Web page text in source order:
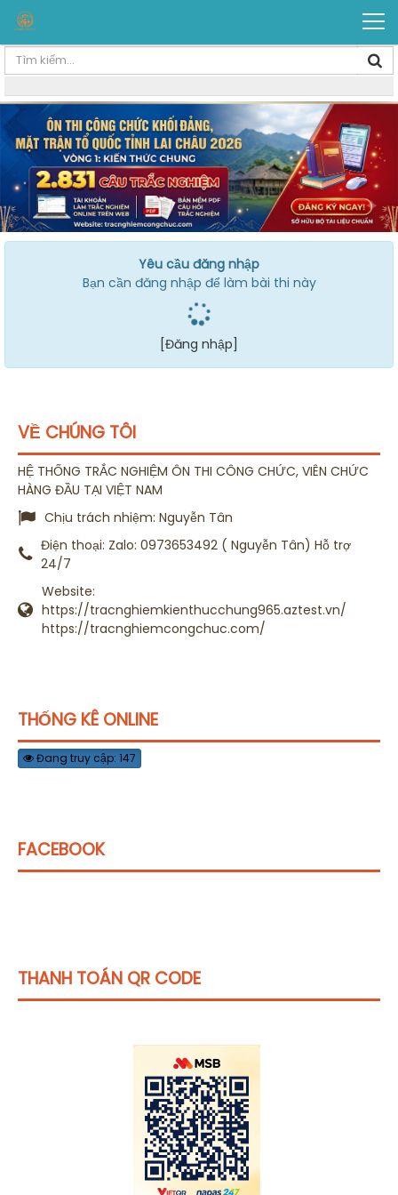
Yêu cầu đăng nhập
Bạn cần đăng nhập để làm bài thi này
[Đăng nhập]
VỀ CHÚNG TÔI
HỆ THỐNG TRẮC NGHIỆM ÔN THI CÔNG CHỨC, VIÊN CHỨC
HÀNG ĐẦU TẠI VIỆT NAM
Chịu trách nhiệm: Nguyễn Tân
Điện thoại: Zalo: 0973653492 ( Nguyễn Tân) Hỗ trợ
24/7
Website:
https://tracnghiemkienthucchung965.aztest.vn/
https://tracnghiemcongchuc.com/
THỐNG KÊ ONLINE
Đang truy cập: 147
FACEBOOK
THANH TOÁN QR CODE